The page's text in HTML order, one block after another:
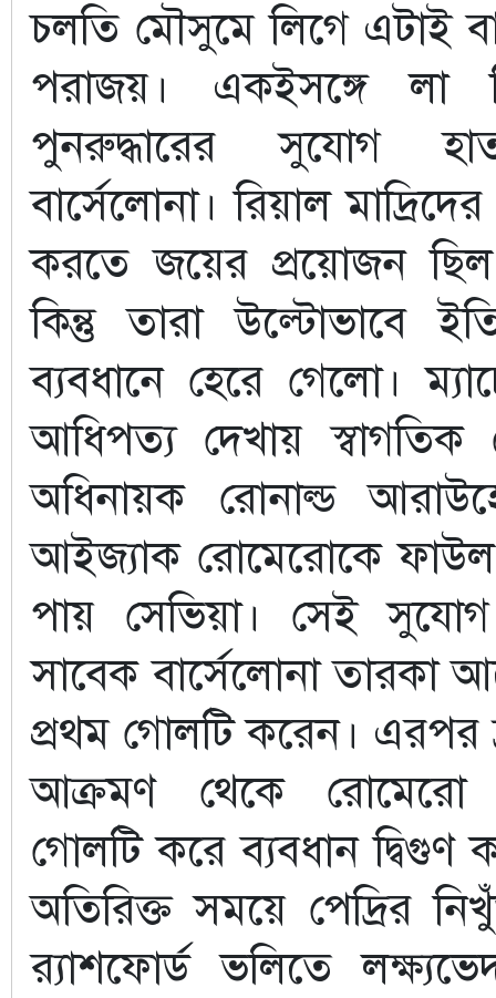
চলতি মৌসুমে লিগে এটাই
পরাজয়। একইসঙ্গে লা
পুনরুদ্ধারের সুযোগ
বার্সেলোনা। রিয়াল
করতে জয়ের প্রয়োজন ছিল
কিন্তু তারা উল্টোভাবে
ব্যবধানে হেরে গেলো।
আধিপত্য দেখায় স্বাগতিক
অধিনায়ক রোনাল্ড
আইজ্যাক রোমেরোকে ফাউল
পায় সেভিয়া। সেই
সাবেক বার্সেলোনা তারকা
প্রথম গোলটি করেন। এরপর
আক্রমণ থেকে রোমেরো
গোলটি করে ব্যবধান দ্বিগুণ
অতিরিক্ত সময়ে পেদ্রির
র‍্যাশফোর্ড ভলিতে